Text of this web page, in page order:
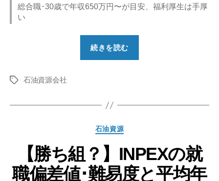
総合職･30歳で年収650万円〜が目安、福利厚生は手厚
い
続きを読む
モ
の
就
職
タ
石油資源会社
カ
ー
石油資源
【勝ち組？】INPEXの就
職偏差値･難易度と平均年